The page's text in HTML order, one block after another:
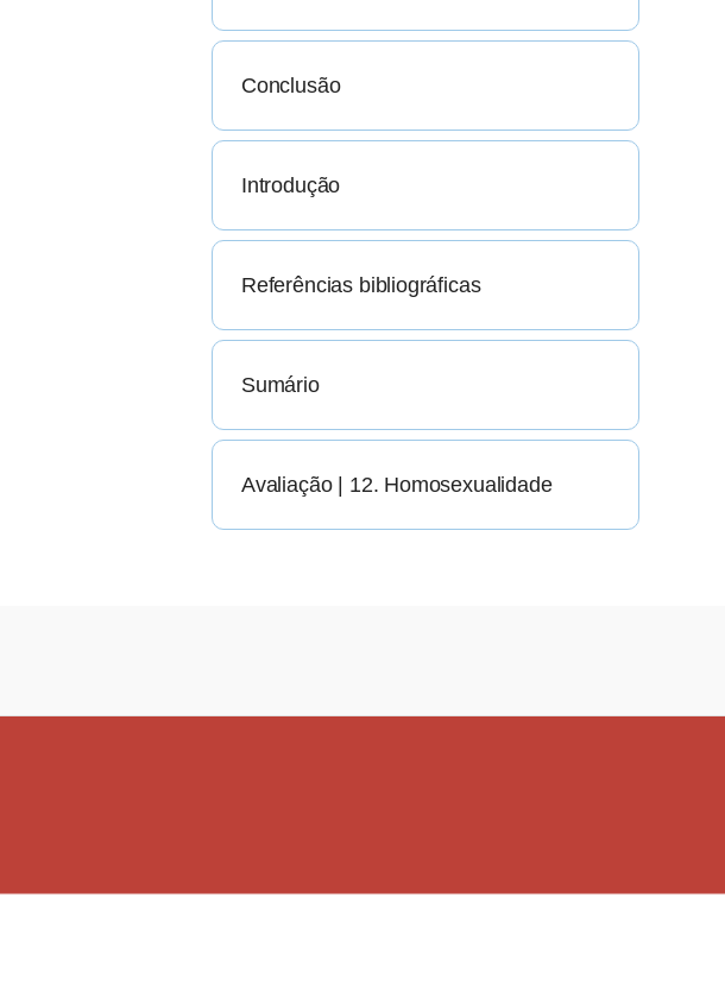
Conclusão
Introdução
Referências bibliográficas
Sumário
Avaliação | 12. Homosexualidade